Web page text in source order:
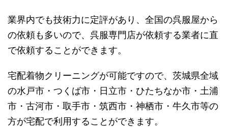
業界内でも技術力に定評があり、全国の呉服屋から
の依頼も多いので、呉服専門店が依頼する業者に直
で依頼することができます。
宅配着物クリーニングが可能ですので、茨城県全域
の水戸市・つくば市・日立市・ひたちなか市・土浦
市・古河市・取手市・筑西市・神栖市・牛久市等の
方が宅配で利用することができます。